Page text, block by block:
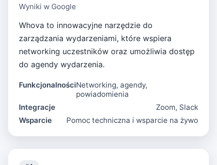
Wyniki w Google
Whova to innowacyjne narzędzie do
zarządzania wydarzeniami, które wspiera
networking uczestników oraz umożliwia dostęp
do agendy wydarzenia.
FunkcjonalnościNetworking, agendy,
powiadomienia
Integracje
Zoom, Slack
Wsparcie
Pomoc techniczna i wsparcie na żywo